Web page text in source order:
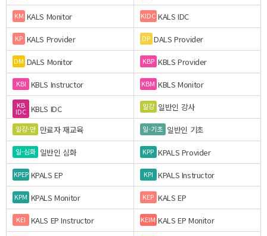
KM KALS Monitor KIDC KALS IDC
KP KALS Provider DP DALS Provider
DM DALS Monitor KBP KBLS Provider
KBI KBLS Instructor KBM KBLS Monitor
KB
IDC KBLS IDC 일강 일반인 강사
일강-만 만료자 재교육 일-기초 일반인 기초
일-심화 일반인 심화 KPP KPALS Provider
KPEP KPALS EP KPI KPALS Instructor
KPM KPALS Monitor KEP KALS EP
KEI KALS EP Instructor KEIM KALS EP Monitor